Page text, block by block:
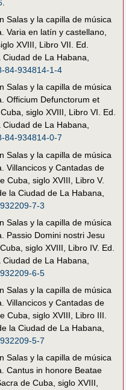
Salas y la capilla de música
Varia en latín y castellano,
XVIII, Libro VII. Ed.
de La Habana,
84-934814-1-4
Salas y la capilla de música
Officium Defunctorum et
siglo XVIII, Libro VI. Ed.
de La Habana,
84-934814-0-7
Salas y la capilla de música
Villancicos y Cantadas de
Cuba, siglo XVIII, Libro V.
la Ciudad de La Habana,
7-3
Salas y la capilla de música
Passio Domini nostri Jesu
siglo XVIII, Libro IV. Ed.
de La Habana,
6-5
Salas y la capilla de música
Villancicos y Cantadas de
Cuba, siglo XVIII, Libro III.
la Ciudad de La Habana,
5-7
Salas y la capilla de música
Cantus in honore Beatae
de Cuba, siglo XVIII,